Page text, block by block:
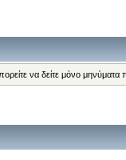
να δείτε μόνο